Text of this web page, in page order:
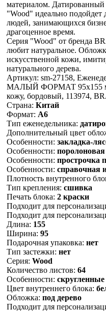
материалом.
"Wood" идеально подойдет
людей, занимающихся
драгоценное время.
Серия "Wood" от бренда
любит натуральное.
искусственной кожи,
натурального дерева.
Артикул: sm-27158,
МАЛЫЙ ФОРМАТ 95х155
кожу, бордовый, 113974,
Страна: Китай
Формат: А6
Тип еженедельника:
Дополнительный цвет
Особенности: закладка-
Особенности:
Особенности: прострочка
Особенности: справочная
Плотность внутренного
Тип крепления: сшивка
Печать блока: 2 краски
Подходит для
Подходит для
Длина: 155
Ширина: 95
Подарочная упаковка: нет
Тип застежки: нет
Серия: Wood
Количество листов: 64
Особенности:
Цвет внутреннего блока:
Обложка: под дерево
Подходит для